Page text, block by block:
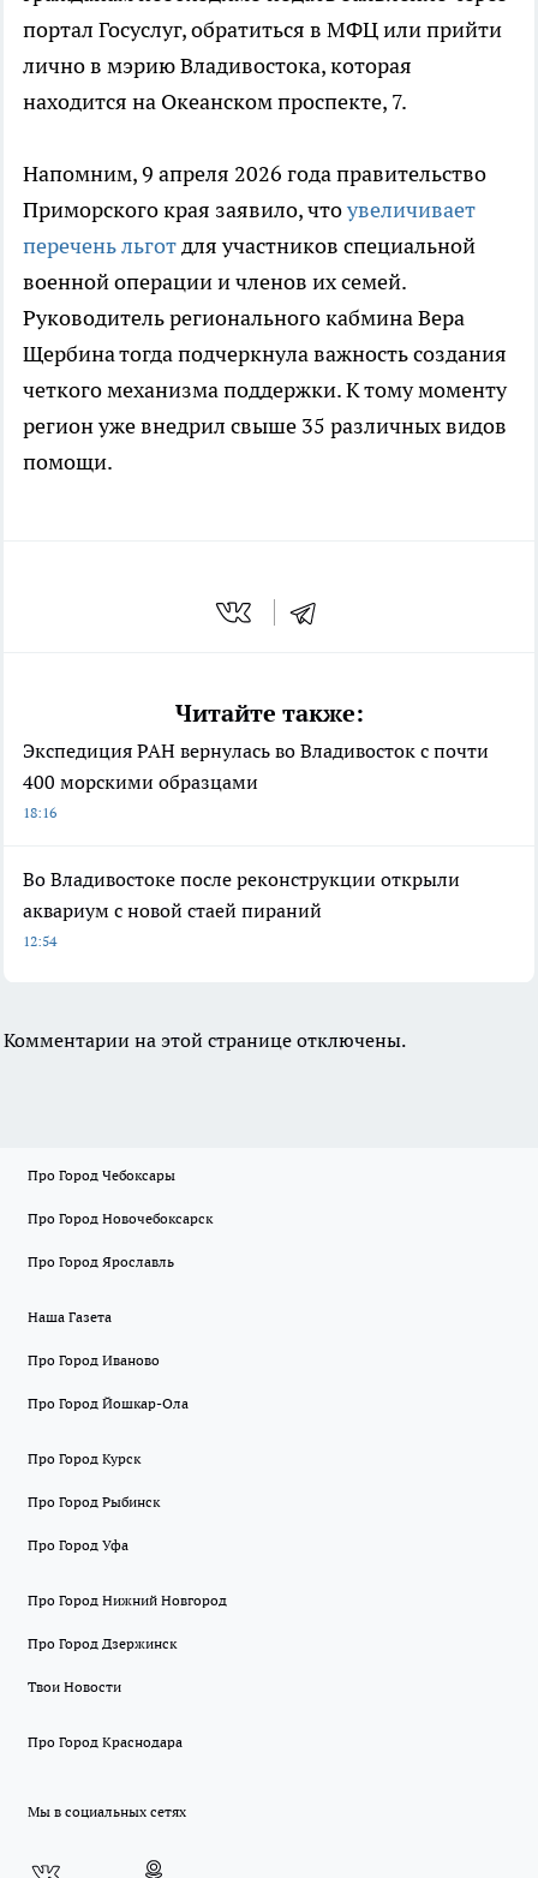
портал Госуслуг, обратиться в МФЦ или прийти
лично в мэрию Владивостока, которая
находится на Океанском проспекте, 7.
Напомним, 9 апреля 2026 года правительство
Приморского края заявило, чтоувеличивает
перечень льготдля участников специальной
военной операции и членов их семей.
Руководитель регионального кабмина Вера
Щербина тогда подчеркнула важность создания
четкого механизма поддержки. К тому моменту
регион уже внедрил свыше 35 различных видов
помощи.
Читайте также:
Экспедиция РАН вернулась во Владивосток с почти
400 морскими образцами
18:16
Во Владивостоке после реконструкции открыли
аквариум с новой стаей пираний
12:54
Комментарии на этой странице отключены.
Про Город Чебоксары
Про Город Новочебоксарск
Про Город Ярославль
Наша Газета
Про Город Иваново
Про Город Йошкар-Ола
Про Город Курск
Про Город Рыбинск
Про Город Уфа
Про Город Нижний Новгород
Про Город Дзержинск
Твои Новости
Про Город Краснодара
Мы в социальных сетях